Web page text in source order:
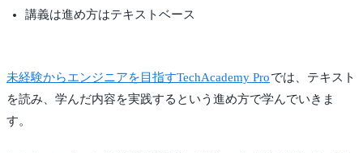
講義は進め方はテキストベース
未経験からエンジニアを目指すTechAcademy Proでは、テキスト
を読み、学んだ内容を実践するという進め方で学んでいきま
す。